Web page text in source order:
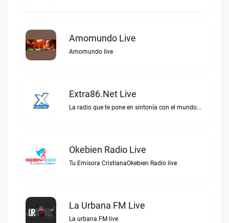
Amomundo Live
Amomundo live
Extra86.net Live
La radio que te pone en sintonía con el mundoExtra86.net live
Okebien Radio Live
Tu Emisora CristianaOkebien Radio live
La Urbana FM Live
La urbana FM live